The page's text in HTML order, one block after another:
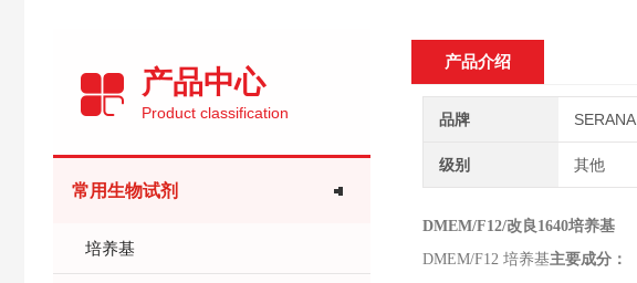
产品中心
Product classification
常用生物试剂
培养基
产品介绍
品牌 SERANA
级别 其他
DMEM/F12/改良1640培养基
DMEM/F12 培养基主要成分：